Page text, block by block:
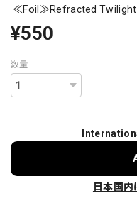
≪Foil≫Refracted
¥550
数量
日本国